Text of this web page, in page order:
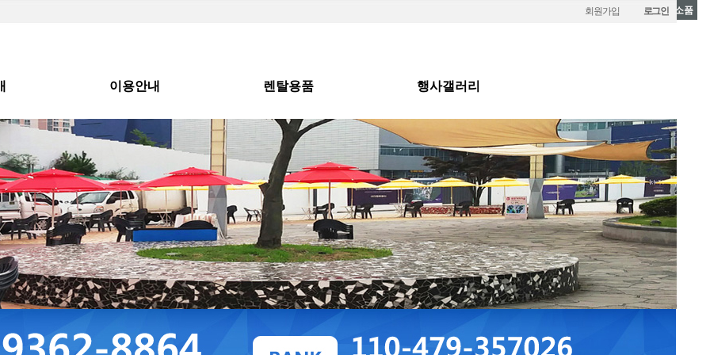
회원가입 로그인
이용안내 렌탈용품 행사갤러리
기타행사소품